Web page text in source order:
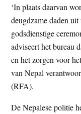
‘In plaats daarvan
deugdzame daden
godsdienstige
adviseert het bureau
en het zorgen voor
van Nepal
(RFA).
De Nepalese politie